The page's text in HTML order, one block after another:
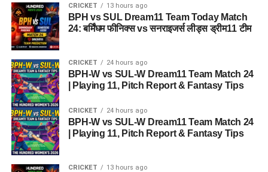
CRICKET 13 hours ago
BPH vs SUL Dream11 Team Today Match
24: बर्मिंघम फीनिक्स vs सनराइजर्स लीड्स ड्रीम11 टीम
CRICKET 24 hours ago
BPH-W vs SUL-W Dream11 Team Match 24
| Playing 11, Pitch Report & Fantasy Tips
CRICKET 24 hours ago
BPH-W vs SUL-W Dream11 Team Match 24
| Playing 11, Pitch Report & Fantasy Tips
CRICKET 13 hours ago